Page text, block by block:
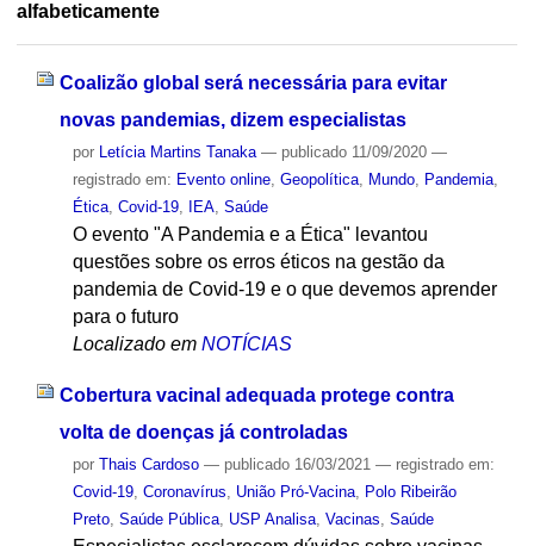
alfabeticamente
Coalizão global será necessária para evitar
novas pandemias, dizem especialistas
por Letícia Martins Tanaka — publicado11/09/2020 —
registrado em: Evento online, Geopolítica, Mundo, Pandemia,
Ética, Covid-19, IEA, Saúde
O evento "A Pandemia e a Ética" levantou
questões sobre os erros éticos na gestão da
pandemia de Covid-19 e o que devemos aprender
para o futuro
Localizado em NOTÍCIAS
Cobertura vacinal adequada protege contra
volta de doenças já controladas
por Thais Cardoso — publicado16/03/2021 — registrado em:
Covid-19, Coronavírus União Pró-Vacina, Polo Ribeirão
Preto, Saúde Pública, USP Analisa, Vacinas Saúde